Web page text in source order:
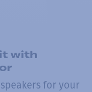
with
for your